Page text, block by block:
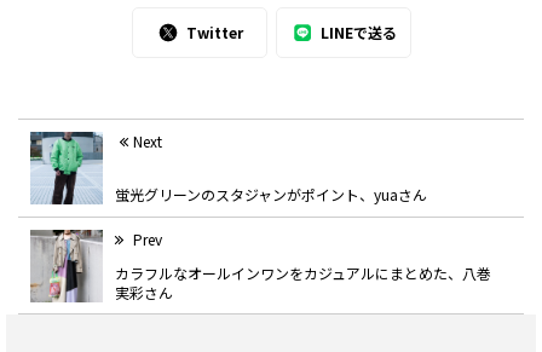
Twitter LINEで送る
Next
蛍光グリーンのスタジャンがポイント、yuaさん
Prev
カラフルなオールインワンをカジュアルにまとめた、八巻
実彩さん